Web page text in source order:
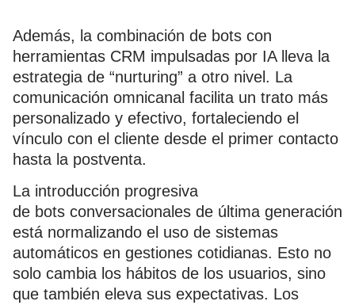
Además, la combinación de bots con
herramientas CRM impulsadas por IA lleva la
estrategia de “nurturing” a otro nivel. La
comunicación omnicanal facilita un trato más
personalizado y efectivo, fortaleciendo el
vínculo con el cliente desde el primer contacto
hasta la postventa.
La introducción progresiva
de bots conversacionales de última generación
está normalizando el uso de sistemas
automáticos en gestiones cotidianas. Esto no
solo cambia los hábitos de los usuarios, sino
que también eleva sus expectativas. Los